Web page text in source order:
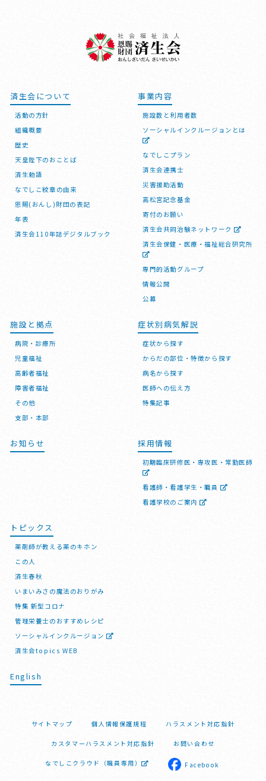
済生会について
活動の方針
組織概要
歴史
天皇陛下のおことば
済生勅語
なでしこ紋章の由来
恩賜(おんし)財団の表記
年表
済生会110年誌デジタルブック
事業内容
施設数と利用者数
ソーシャルインクルージョンとは
なでしこプラン
済生会連携士
災害援助活動
高松宮記念基金
寄付のお願い
済生会共同治験ネットワーク
済生会保健・医療・福祉総合研究所
専門的活動グループ
情報公開
公募
施設と拠点
病院・診療所
児童福祉
高齢者福祉
障害者福祉
その他
支部・本部
症状別病気解説
症状から探す
からだの部位・特徴から探す
病名から探す
医師への伝え方
特集記事
お知らせ 採用情報
初期臨床研修医・専攻医・常勤医師
看護師・看護学生・職員
看護学校のご案内
トピックス
薬剤師が教える薬のキホン
この人
済生春秋
いまいみさの魔法のおりがみ
特集 新型コロナ
管理栄養士のおすすめレシピ
ソーシャルインクルージョン
済生会topics WEB
English
サイトマップ 個人情報保護規程 ハラスメント対応指針
カスタマーハラスメント対応指針 お問い合わせ
なでしこクラウド（職員専用） Facebook